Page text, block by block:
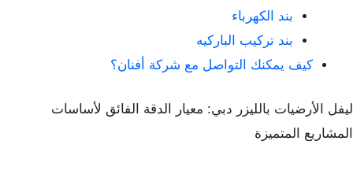
بند الكهرباء
بند تركيب الباركيه
كيف يمكنك التواصل مع شركة أفنان؟
ليفل الأرضيات بالليزر دبي: معيار الدقة الفائق لأساسات
المشاريع المتميزة